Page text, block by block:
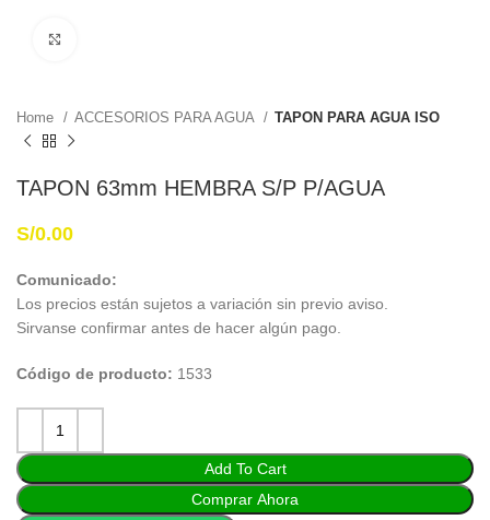
Home ACCESORIOS PARA AGUA TAPON PARA AGUA ISO
TAPON 63mm HEMBRA S/P P/AGUA
S/0.00
Comunicado:
Los precios están sujetos a variación sin previo aviso.
Sirvanse confirmar antes de hacer algún pago.
Código de producto: 1533
Add To Cart
Comprar Ahora